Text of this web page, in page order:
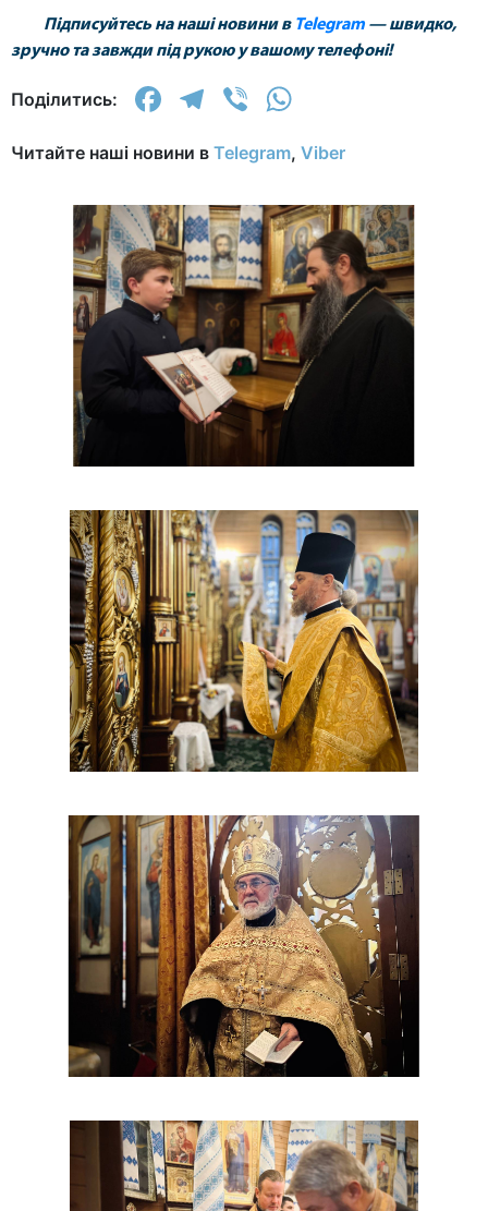
Підписуйтесь на наші новини в Telegram — швидко,
зручно та завжди під рукою у вашому телефоні!
Поділитись: Facebook
Telegram
Viber
Читайте наші новини в Telegram, Viber